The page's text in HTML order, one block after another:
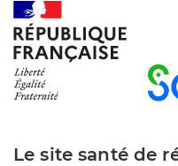
Le site santé de